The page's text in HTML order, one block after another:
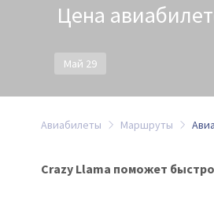
Цена
Май 29
Авиабилеты Маршруты
Crazy Llama поможет